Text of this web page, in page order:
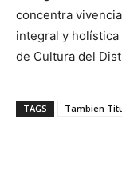
concentra
integral y
de Cultura del
TAGS Tambien